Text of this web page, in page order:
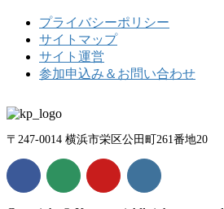
プライバシーポリシー
サイトマップ
サイト運営
参加申込み＆お問い合わせ
〒247-0014 横浜市栄区公田町261番地20